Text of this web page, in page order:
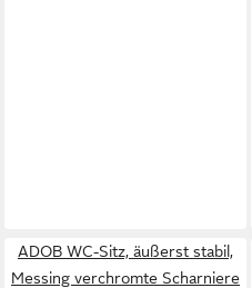
ADOB WC-Sitz, äußerst stabil,
Messing verchromte Scharniere